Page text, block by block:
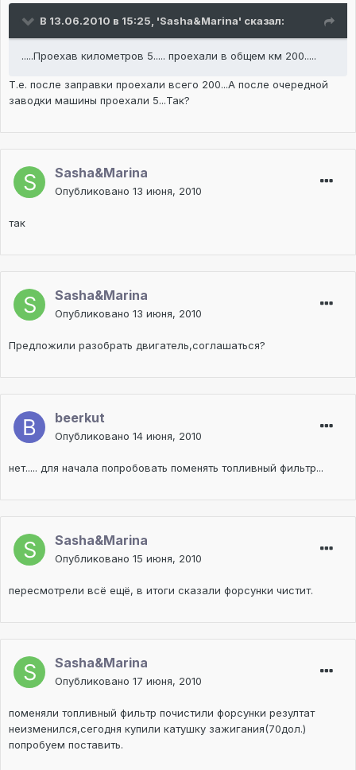
В 13.06.2010 в 15:25, 'Sasha&Marina' сказал:
.....Проехав километров 5..... проехали в общем км 200.....
Т.е. после заправки проехали всего 200...А после очередной
заводки машины проехали 5...Так?
Sasha&Marina
Опубликовано 13 июня, 2010
так
Sasha&Marina
Опубликовано 13 июня, 2010
Предложили разобрать двигатель,соглашаться?
beerkut
Опубликовано 14 июня, 2010
нет..... для начала попробовать поменять топливный фильтр...
Sasha&Marina
Опубликовано 15 июня, 2010
пересмотрели всё ещё, в итоги сказали форсунки чистит.
Sasha&Marina
Опубликовано 17 июня, 2010
поменяли топливный фильтр почистили форсунки резултат
неизменился,сегодня купили катушку зажигания(70дол.)
попробуем поставить.